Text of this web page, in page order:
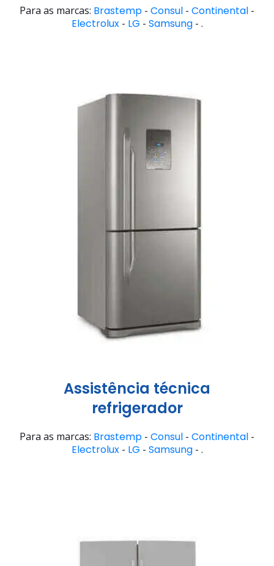
Para as marcas: Brastemp - Consul - Continental -
Electrolux- LG - Samsung- .
Assistência técnica
refrigerador
Para as marcas: Brastemp - Consul - Continental -
Electrolux- LG - Samsung- .